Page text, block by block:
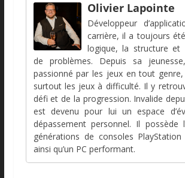
Olivier Lapointe
Développeur
carrière, il a toujours
logique, la structure et
de problèmes. Depuis sa
passionné par les jeux en tout
surtout les jeux à difficulté. Il y
défi et de la progression. Invalide
est devenu pour lui un espace
dépassement personnel. Il possède
générations de consoles
ainsi qu’un PC performant.